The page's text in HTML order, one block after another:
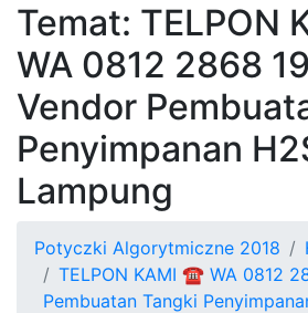
Temat: TELPON
WA 0812 2868
Vendor
Penyimpanan
Lampung
Potyczki Algorytmiczne 2018
TELPON KAMI ☎ WA 0812
Pembuatan Tangki